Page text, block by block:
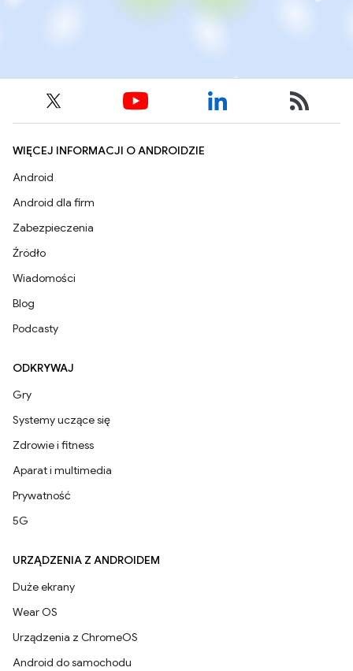
WIĘCEJ INFORMACJI O ANDROIDZIE
Android
Android dla firm
Zabezpieczenia
Źródło
Wiadomości
Blog
Podcasty
ODKRYWAJ
Gry
Systemy uczące się
Zdrowie i fitness
Aparat i multimedia
Prywatność
5G
URZĄDZENIA Z ANDROIDEM
Duże ekrany
Wear OS
Urządzenia z ChromeOS
Android do samochodu